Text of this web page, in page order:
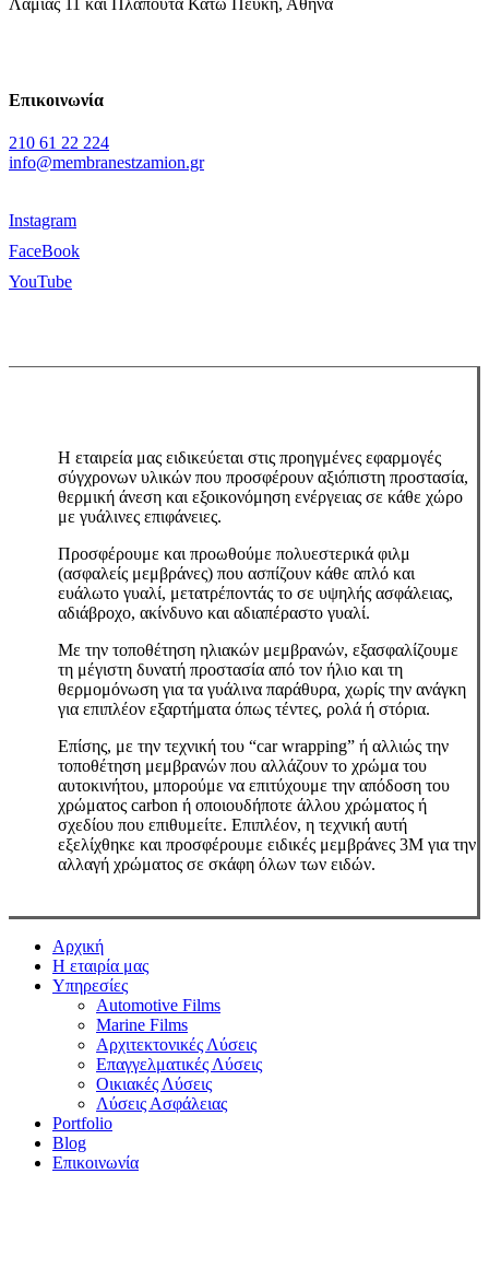
Επικοινωνία
210 61 22 224
info@membranestzamion.gr
Instagram
FaceBook
YouTube
Η εταιρεία μας ειδικεύεται στις προηγμένες εφαρμογές
σύγχρονων υλικών που προσφέρουν αξιόπιστη προστασία,
θερμική άνεση και εξοικονόμηση ενέργειας σε κάθε χώρο
με γυάλινες επιφάνειες.
Προσφέρουμε και προωθούμε πολυεστερικά φιλμ
(ασφαλείς μεμβράνες) που ασπίζουν κάθε απλό και
ευάλωτο γυαλί, μετατρέποντάς το σε υψηλής ασφάλειας,
αδιάβροχο, ακίνδυνο και αδιαπέραστο γυαλί.
Με την τοποθέτηση ηλιακών μεμβρανών, εξασφαλίζουμε
τη μέγιστη δυνατή προστασία από τον ήλιο και τη
θερμομόνωση για τα γυάλινα παράθυρα, χωρίς την ανάγκη
για επιπλέον εξαρτήματα όπως τέντες, ρολά ή στόρια.
Επίσης, με την τεχνική του “car wrapping” ή αλλιώς την
τοποθέτηση μεμβρανών που αλλάζουν το χρώμα του
αυτοκινήτου, μπορούμε να επιτύχουμε την απόδοση του
χρώματος carbon ή οποιουδήποτε άλλου χρώματος ή
σχεδίου που επιθυμείτε. Επιπλέον, η τεχνική αυτή
εξελίχθηκε και προσφέρουμε ειδικές μεμβράνες 3Μ για την
αλλαγή χρώματος σε σκάφη όλων των ειδών.
Close
Menu
Αρχική
Η εταιρία μας
Υπηρεσίες
Automotive Films
Marine Films
Αρχιτεκτονικές Λύσεις
Επαγγελματικές Λύσεις
Οικιακές Λύσεις
Λύσεις Ασφάλειας
Portfolio
Blog
Επικοινωνία